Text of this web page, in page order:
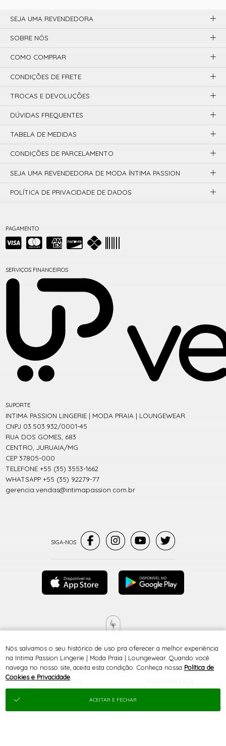
PAGAMENTO
SERVIÇOS FINANCEIROS
SITE 100% SEGURO
SUPORTE
INTIMA PASSION LINGERIE | MODA PRAIA | LOUNGEWEAR
CNPJ 03.503.932/0001-45
RUA DOS GOMES, 683
CENTRO, JURUAIA/MG
CEP 37805-000
TELEFONE +55 (35) 3553-1662
WHATSAPP +55 (35) 92279-77
gerencia.vendas@intimapassion.com.br
SEJA UMA REVENDEDORA
SOBRE NÓS
COMO COMPRAR
CONDIÇÕES DE FRETE
TROCAS E DEVOLUÇÕES
DÚVIDAS FREQUENTES
TABELA DE MEDIDAS
CONDIÇÕES DE PARCELAMENTO
SEJA UMA REVENDEDORA DE MODA ÍNTIMA PASSION
POLÍTICA DE PRIVACIDADE DE DADOS
® TODOS DIREITOS RESERVADOS
Nós salvamos o seu histórico de uso pra oferecer a melhor experiência
na Intima Passion Lingerie | Moda Praia | Loungewear. Quando você
navega no nosso site, aceita esta condição. Conheça nossa Política de
Cookies e Privacidade
ACEITAR E FECHAR